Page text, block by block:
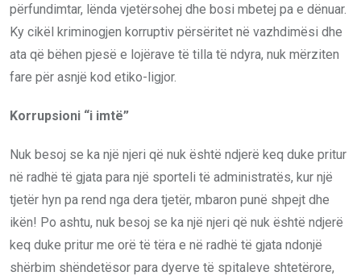
përfundimtar, lënda vjetërsohej dhe bosi mbetej pa e dënuar.
Ky cikël kriminogjen korruptiv përsëritet në vazhdimësi dhe
ata që bëhen pjesë e lojërave të tilla të ndyra, nuk mërziten
fare për asnjë kod etiko-ligjor.
Korrupsioni “i imtë”
Nuk besoj se ka një njeri që nuk është ndjerë keq duke pritur
në radhë të gjata para një sporteli të administratës, kur një
tjetër hyn pa rend nga dera tjetër, mbaron punë shpejt dhe
ikën! Po ashtu, nuk besoj se ka një njeri që nuk është ndjerë
keq duke pritur me orë të tëra e në radhë të gjata ndonjë
shërbim shëndetësor para dyerve të spitaleve shtetërore,